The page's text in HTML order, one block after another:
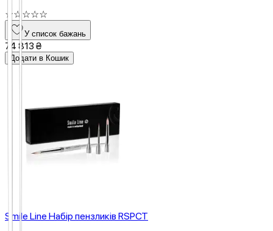
☆☆ ☆☆☆
У список бажань
74 813 ₴
Додати в Кошик
Smile Line Набір пензликів RSPCT